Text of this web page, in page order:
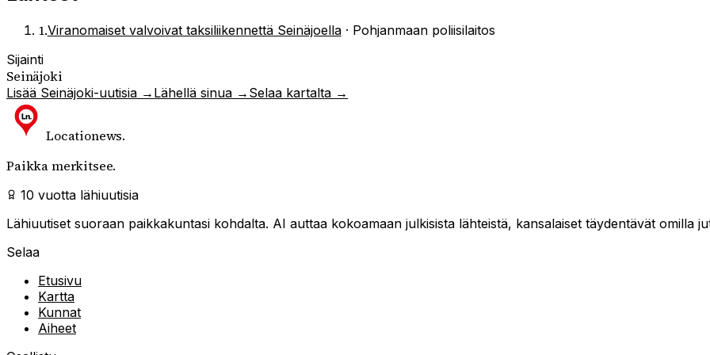
1.Viranomaiset valvoivat taksiliikennettä Seinäjoella· Pohjanmaan poliisilaitos
Sijainti
Seinäjoki
Lisää Seinäjoki-uutisia → Lähellä sinua → Selaa kartalta →
Locationews.
Paikka merkitsee.
10 vuotta lähiuutisia
Lähiuutiset suoraan paikkakuntasi kohdalta. AI auttaa kokoamaan julkisista lähteistä, kansalaiset täydentävät omilla
Selaa
Etusivu
Kartta
Kunnat
Aiheet